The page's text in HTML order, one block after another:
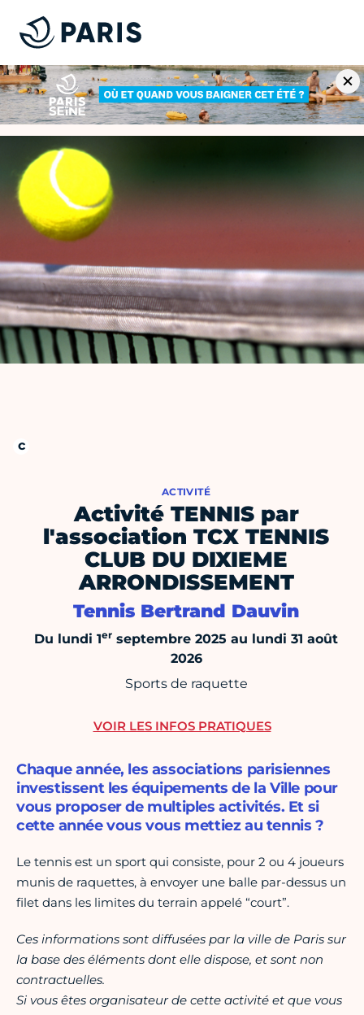
ACTIVITÉ
Activité TENNIS par
l'association TCX TENNIS
CLUB DU DIXIEME
ARRONDISSEMENT
Tennis Bertrand Dauvin
Du lundi 1er septembre 2025 au lundi 31 août
2026
Sports de raquette
Chaque année, les associations parisiennes
investissent les équipements de la Ville pour
vous proposer de multiples activités. Et si
cette année vous vous mettiez au tennis ?
Le tennis est un sport qui consiste, pour 2 ou 4 joueurs
munis de raquettes, à envoyer une balle par-dessus un
filet dans les limites du terrain appelé “court”.
Ces informations sont diffusées par la ville de Paris sur
la base des éléments dont elle dispose, et sont non
contractuelles.
Si vous êtes organisateur de cette activité et que vous
VOIR LES INFOS PRATIQUES